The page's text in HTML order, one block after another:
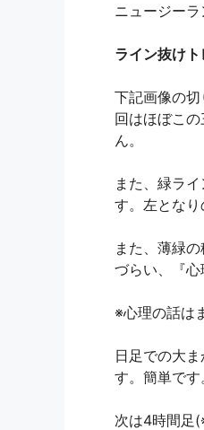
ニュージー
ライン抜け
下記画像の
回はほぼこ
ん。
また、緑ラ
す。左とな
また、薄緑
づらい、『心
※心理の話は
日足での大
す。簡単です
次は4時間足